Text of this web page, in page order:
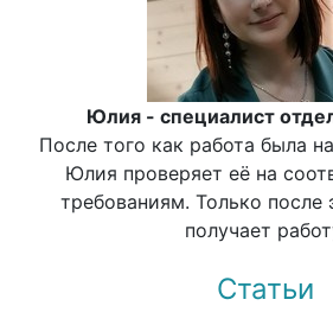
Юлия - специалист
После того как работа была
Юлия проверяет её на
требованиям. Только после
получает
Статьи